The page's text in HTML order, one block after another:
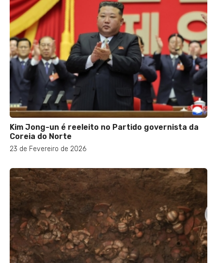
Kim Jong-un é reeleito no Partido governista da
Coreia do Norte
23 de Fevereiro de 2026